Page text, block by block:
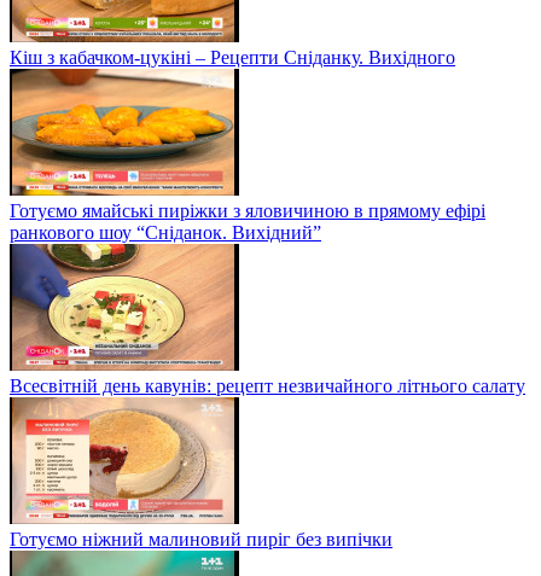
Кіш з кабачком-цукіні – Рецепти Сніданку. Вихідного
Готуємо ямайські пиріжки з яловичиною в прямому ефірі
ранкового шоу “Сніданок. Вихідний”
Всесвітній день кавунів: рецепт незвичайного літнього салату
Готуємо ніжний малиновий пиріг без випічки